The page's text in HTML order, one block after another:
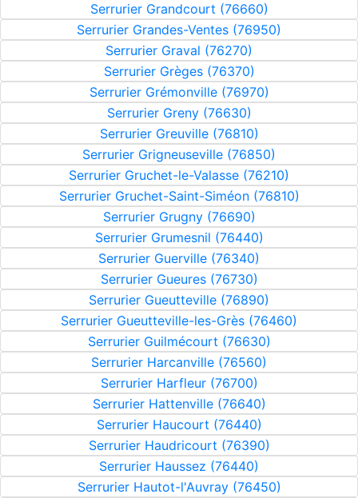
Serrurier Grandcourt (76660)
Serrurier Grandes-Ventes (76950)
Serrurier Graval (76270)
Serrurier Grèges (76370)
Serrurier Grémonville (76970)
Serrurier Greny (76630)
Serrurier Greuville (76810)
Serrurier Grigneuseville (76850)
Serrurier Gruchet-le-Valasse (76210)
Serrurier Gruchet-Saint-Siméon (76810)
Serrurier Grugny (76690)
Serrurier Grumesnil (76440)
Serrurier Guerville (76340)
Serrurier Gueures (76730)
Serrurier Gueutteville (76890)
Serrurier Gueutteville-les-Grès (76460)
Serrurier Guilmécourt (76630)
Serrurier Harcanville (76560)
Serrurier Harfleur (76700)
Serrurier Hattenville (76640)
Serrurier Haucourt (76440)
Serrurier Haudricourt (76390)
Serrurier Haussez (76440)
Serrurier Hautot-l'Auvray (76450)